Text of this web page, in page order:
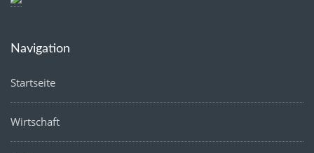
Navigation
Startseite
Wirtschaft